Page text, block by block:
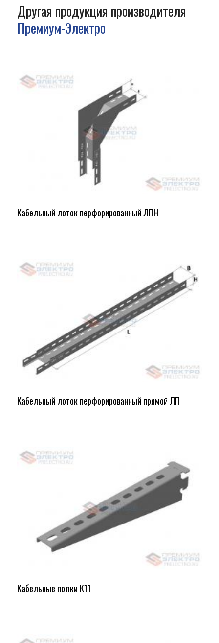
Другая продукция производителя
Премиум-Электро
Кабельный лоток перфорированный ЛПН
Кабельный лоток перфорированный прямой ЛП
Кабельные полки К11